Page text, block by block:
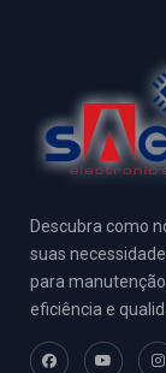
Descubra como
suas
para
eficiência e